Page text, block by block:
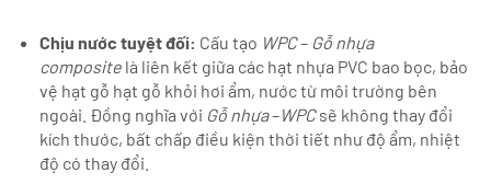
Chịu nước tuyệt đối: Cấu tạo WPC– Gỗ nhựa
compositelà liên kết giữa các hạt nhựa PVC bao bọc, bảo
vệ hạt gỗ hạt gỗ khỏi hơi ẩm, nước từ môi trường bên
ngoài. Đồng nghĩa với Gỗ nhựa–WPCsẽ không thay đổi
kích thước, bất chấp điều kiện thời tiết như độ ẩm, nhiệt
độ có thay đổi.